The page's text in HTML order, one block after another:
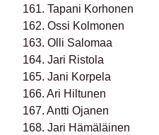
161. Tapani Korhonen
162. Ossi Kolmonen
163. Olli Salomaa
164. Jari Ristola
165. Jani Korpela
166. Ari Hiltunen
167. Antti Ojanen
168. Jari Hämäläinen